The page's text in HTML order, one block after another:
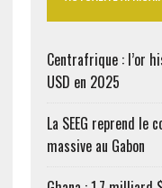
Centrafrique : l’or
USD en 2025
La SEEG reprend le
massive au Gabon